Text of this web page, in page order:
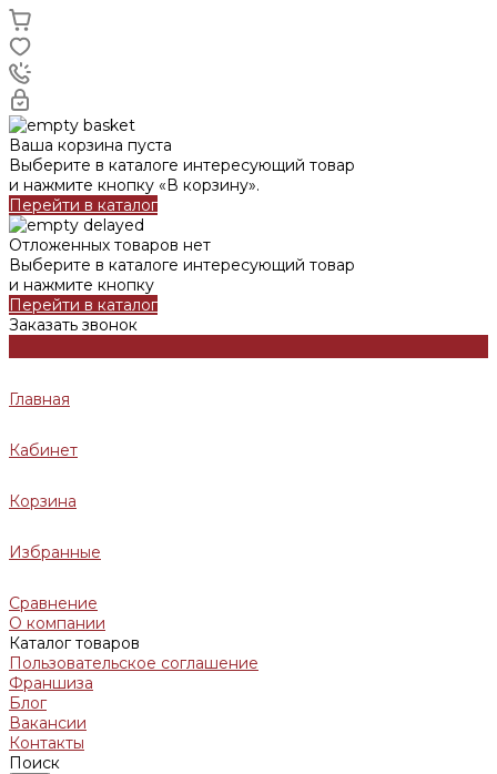
Ваша корзина пуста
Выберите в каталоге интересующий товар
и нажмите кнопку «В корзину».
Перейти в каталог
Отложенных товаров нет
Выберите в каталоге интересующий товар
и нажмите кнопку
Перейти в каталог
Заказать звонок
Главная
Кабинет
Корзина
Избранные
Сравнение
О компании
Каталог товаров
Пользовательское соглашение
Франшиза
Блог
Вакансии
Контакты
Поиск